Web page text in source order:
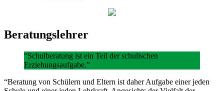
Beratungslehrer
“Schulberatung ist ein Teil der schulischen
Erziehungsaufgabe.”
“Beratung von Schülern und Eltern ist daher Aufgabe einer jeden